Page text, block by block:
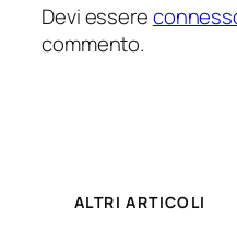
Devi essere
commento.
ALTRI ARTICOLI